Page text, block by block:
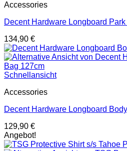
Accessories
Decent Hardware Longboard
134,90 €
Schnellansicht
Accessories
Decent Hardware Longboard
129,90 €
Angebot!